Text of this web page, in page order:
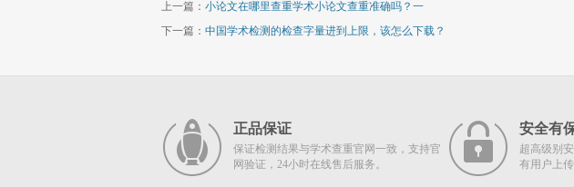
上一篇： 小论文在哪里查重学术小论文查重准确吗？一
下一篇： 中国学术检测的检查字量进到上限，该怎么下载？
正品保证
保证检测结果与学术查重官网一致，支持官
网验证，24小时在线售后服务。
安全有
超高级别
有用户上